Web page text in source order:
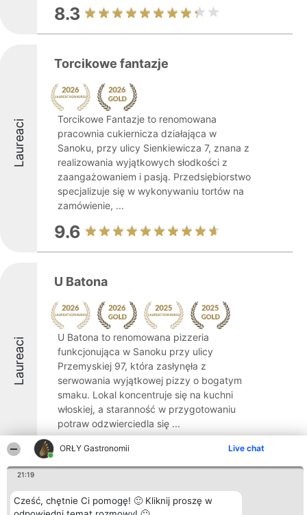
ORŁY Gastronomii Live chat
21:19
Cześć, chętnie Ci pomogę! 🙂 Kliknij proszę w
8.3
Laureaci
Torcikowe fantazje
Torcikowe Fantazje to renomowana
pracownia cukiernicza działająca w
Sanoku, przy ulicy Sienkiewicza 7, znana z
realizowania wyjątkowych słodkości z
zaangażowaniem i pasją. Przedsiębiorstwo
specjalizuje się w wykonywaniu tortów na
zamówienie, ...
9.6
Laureaci
U Batona
U Batona to renomowana pizzeria
funkcjonująca w Sanoku przy ulicy
Przemyskiej 97, która zasłynęła z
serwowania wyjątkowej pizzy o bogatym
smaku. Lokal koncentruje się na kuchni
włoskiej, a staranność w przygotowaniu
potraw odzwierciedla się ...
9.2
Bar u Stasi